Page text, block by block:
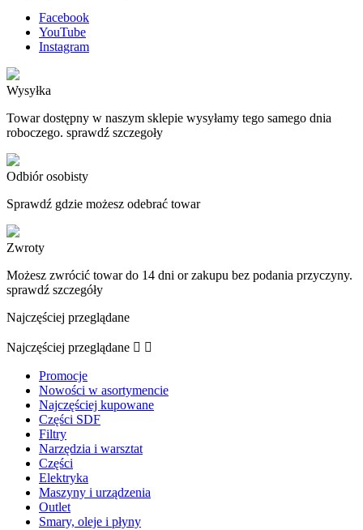
Facebook
YouTube
Instagram
Wysyłka
Towar dostępny w naszym sklepie wysyłamy tego samego dnia
roboczego. sprawdź szczegoły
Odbiór osobisty
Sprawdź gdzie możesz odebrać towar
Zwroty
Możesz zwrócić towar do 14 dni or zakupu bez podania przyczyny.
sprawdź szczegóły
Najczęściej przeglądane
Najczęściej przeglądane  
Promocje
Nowości w asortymencie
Najczęściej kupowane
Części SDF
Filtry
Narzędzia i warsztat
Części
Elektryka
Maszyny i urządzenia
Outlet
Smary, oleje i płyny